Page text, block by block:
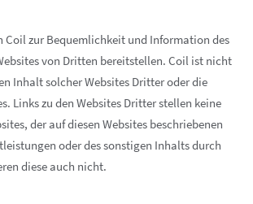
Coil zur Bequemlichkeit und Information des
von Dritten bereitstellen. Coil ist nicht
Inhalt solcher Websites Dritter oder die
Links zu den Websites Dritter stellen keine
der auf diesen Websites beschriebenen
oder des sonstigen Inhalts durch
diese auch nicht.